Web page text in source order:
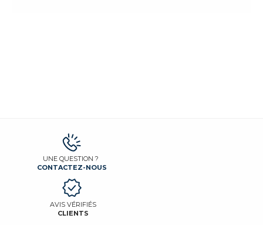
UNE QUESTION ?
CONTACTEZ-NOUS
AVIS VÉRIFIÉS
CLIENTS